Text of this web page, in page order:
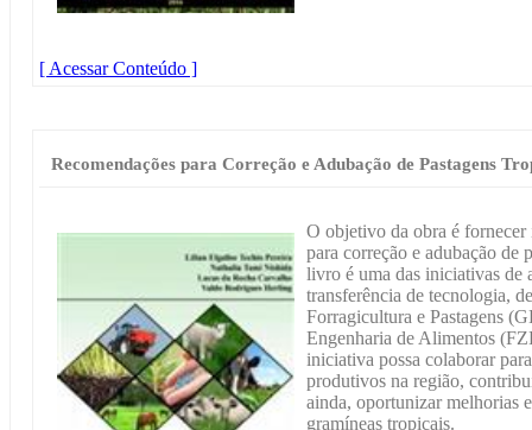
[ Acessar Conteúdo ]
Recomendações para Correção e Adubação de Pastagens
O objetivo da obra é fornecer
para correção e adubação de
livro é uma das iniciativas de
transferência de tecnologia,
Forragicultura e Pastagens
Engenharia de Alimentos
iniciativa possa colaborar
produtivos na região,
ainda, oportunizar melhorias
gramíneas tropicais.